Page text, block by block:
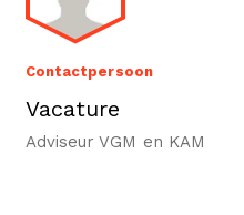
Contactpersoon
Vacature
Adviseur VGM en KAM